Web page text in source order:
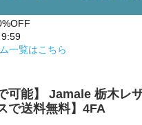
一覧はこちら
可能】 Jamale 栃木レ
で送料無料】4FA